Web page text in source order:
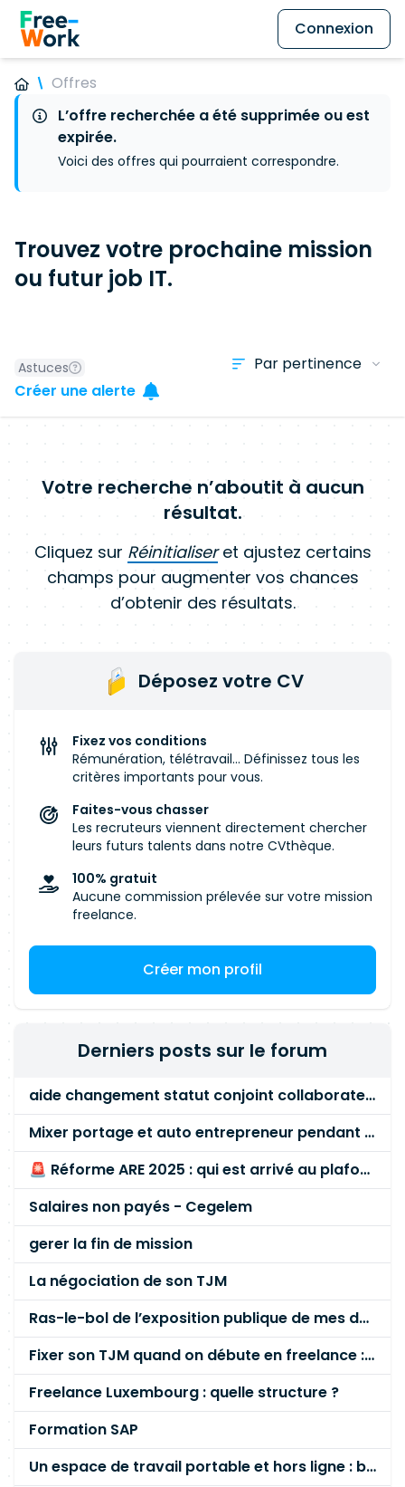
Connexion
Offres
L’offre recherchée a été supprimée ou est
expirée.
Voici des offres qui pourraient correspondre.
Trouvez votre prochaine mission
ou futur job IT.
Astuces
Créer une alerte
Votre recherche n’aboutit à aucun
résultat.
Cliquez sur Réinitialiseret ajustez certains
champs pour augmenter vos chances
d’obtenir des résultats.
Déposez votre CV
Fixez vos conditions
Rémunération, télétravail... Définissez tous les
critères importants pour vous.
Faites-vous chasser
Les recruteurs viennent directement chercher
leurs futurs talents dans notre CVthèque.
100% gratuit
Aucune commission prélevée sur votre mission
freelance.
Créer mon profil
Derniers posts sur le forum
aide changement statut conjoint collaborateur
Mixer portage et auto entrepreneur pendant des années - quel risque ?
🚨 Réforme ARE 2025 : qui est arrivé au plafond des 60 % en gardant son entreprise ?
Salaires non payés - Cegelem
gerer la fin de mission
La négociation de son TJM
Ras-le-bol de l’exposition publique de mes données personnelles liées à mon entreprise
Fixer son TJM quand on débute en freelance : la méthode mathématique (et pas au feeling) 🛑
Freelance Luxembourg : quelle structure ?
Formation SAP
Un espace de travail portable et hors ligne : besoin réel ou fausse bonne idée ?